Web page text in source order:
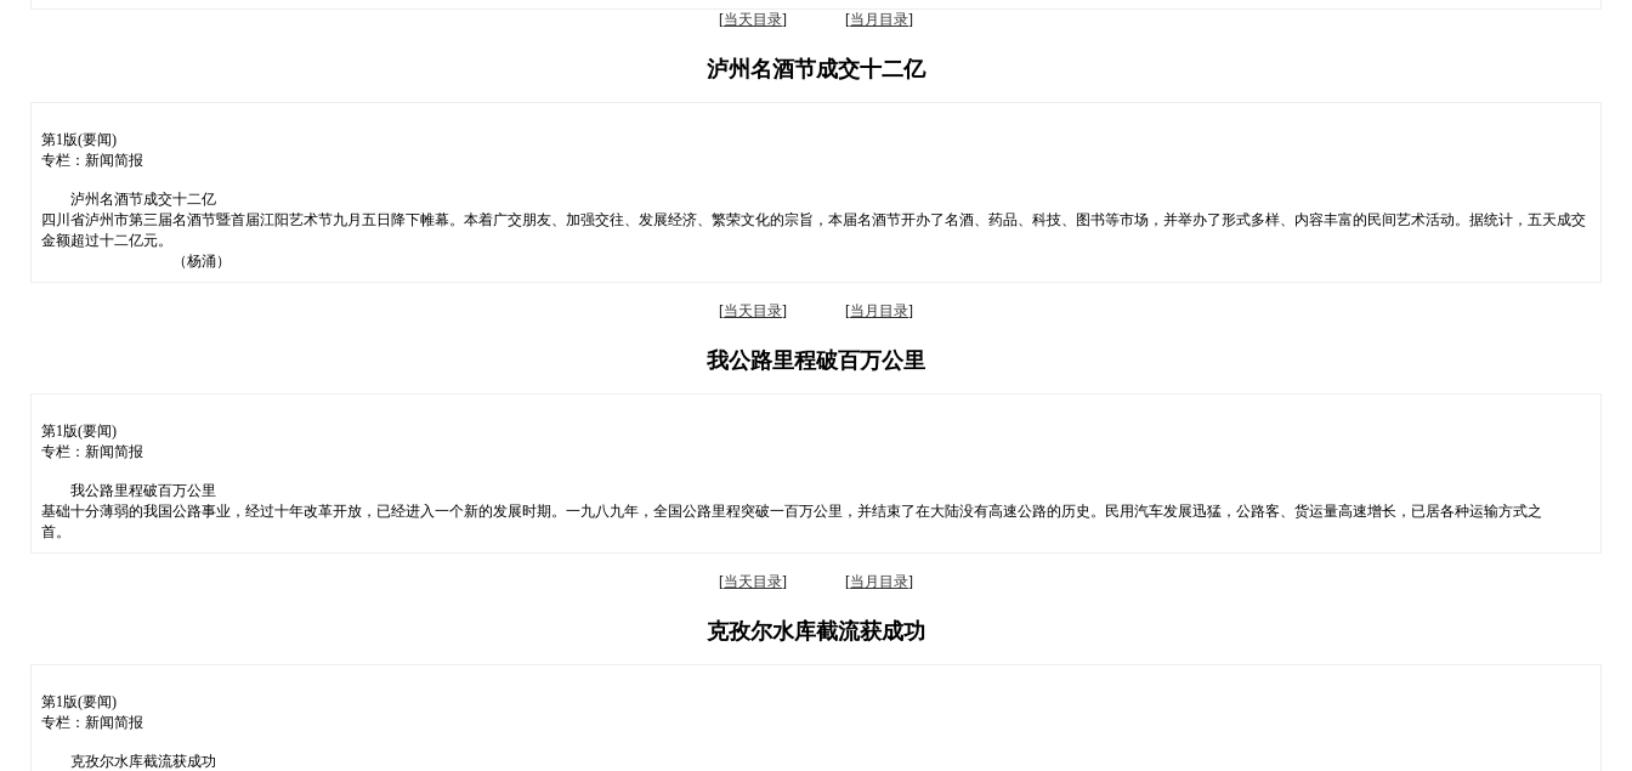
[当天目录] [当月目录]
泸州名酒节成交十二亿
第1版(要闻)
专栏：新闻简报
泸州名酒节成交十二亿
四川省泸州市第三届名酒节暨首届江阳艺术节九月五日降下帷幕。本着广交朋友、加强交往、发展经济、繁荣文化的宗旨，本届名酒节开办了名酒、药品、科技、图书等市场，并举办了形式多样、内容丰富的民间艺术活动。据统计，五天成交
金额超过十二亿元。
（杨涌）
[当天目录] [当月目录]
我公路里程破百万公里
第1版(要闻)
专栏：新闻简报
我公路里程破百万公里
基础十分薄弱的我国公路事业，经过十年改革开放，已经进入一个新的发展时期。一九八九年，全国公路里程突破一百万公里，并结束了在大陆没有高速公路的历史。民用汽车发展迅猛，公路客、货运量高速增长，已居各种运输方式之
首。
[当天目录] [当月目录]
克孜尔水库截流获成功
第1版(要闻)
专栏：新闻简报
克孜尔水库截流获成功